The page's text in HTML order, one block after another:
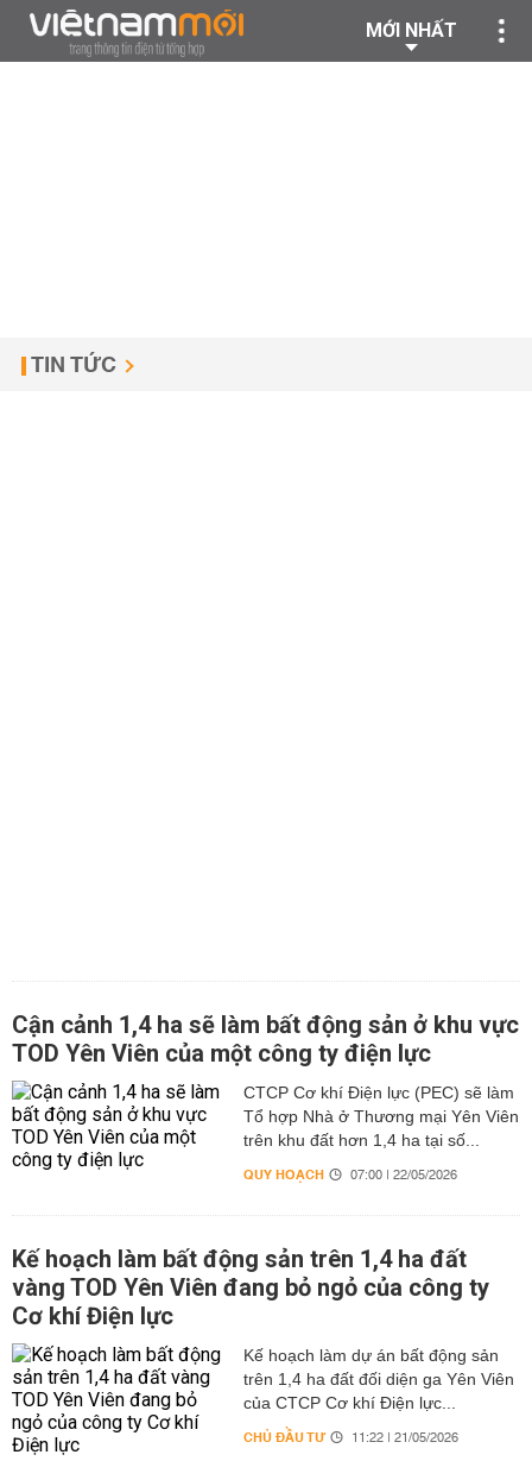
MỚI NHẤT
TIN TỨC
Cận cảnh 1,4 ha sẽ làm bất động sản ở khu vực
TOD Yên Viên của một công ty điện lực
CTCP Cơ khí Điện lực (PEC) sẽ làm
Tổ hợp Nhà ở Thương mại Yên Viên
trên khu đất hơn 1,4 ha tại số...
QUY HOẠCH 07:00 | 22/05/2026
Kế hoạch làm bất động sản trên 1,4 ha đất
vàng TOD Yên Viên đang bỏ ngỏ của công ty
Cơ khí Điện lực
Kế hoạch làm dự án bất động sản
trên 1,4 ha đất đối diện ga Yên Viên
của CTCP Cơ khí Điện lực...
CHỦ ĐẦU TƯ 11:22 | 21/05/2026